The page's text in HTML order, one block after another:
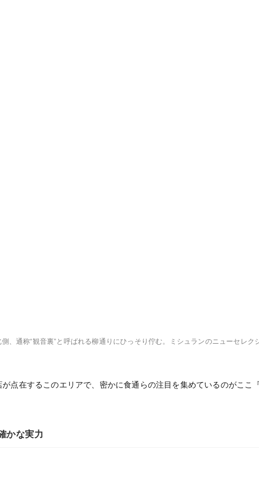
、通称“観音裏”と呼ばれる柳通りにひっそり佇む。ミシュランのニューセレク
点在するこのエリアで、密かに食通らの注目を集めているのがここ
かな実力